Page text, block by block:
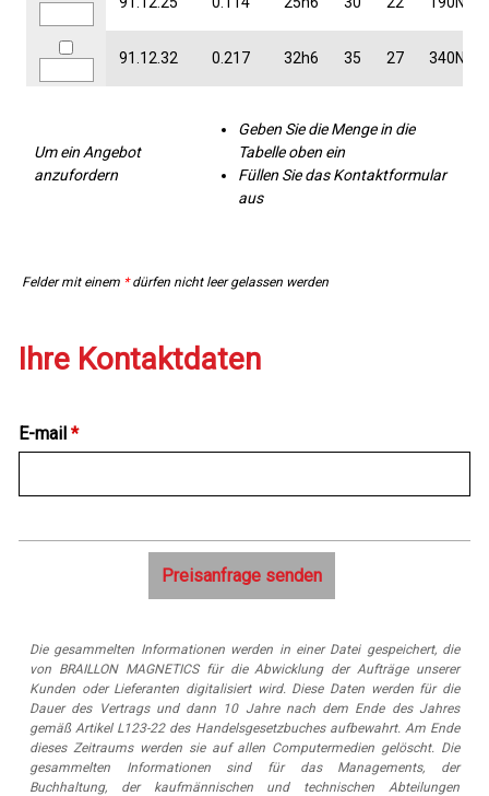
91.12.32 0.217 32h6 35 27 340N
Um ein Angebot
anzufordern
Geben Sie die Menge in die
Tabelle oben ein
Füllen Sie das Kontaktformular
aus
Felder mit einem *dürfen nicht leer gelassen werden
Ihre Kontaktdaten
E-mail *
Die gesammelten Informationen werden in einer Datei gespeichert, die
von BRAILLON MAGNETICS für die Abwicklung der Aufträge unserer
Kunden oder Lieferanten digitalisiert wird. Diese Daten werden für die
Dauer des Vertrags und dann 10 Jahre nach dem Ende des Jahres
gemäß Artikel L123-22 des Handelsgesetzbuches aufbewahrt. Am Ende
dieses Zeitraums werden sie auf allen Computermedien gelöscht. Die
gesammelten Informationen sind für das Managements, der
Buchhaltung, der kaufmännischen und technischen Abteilungen